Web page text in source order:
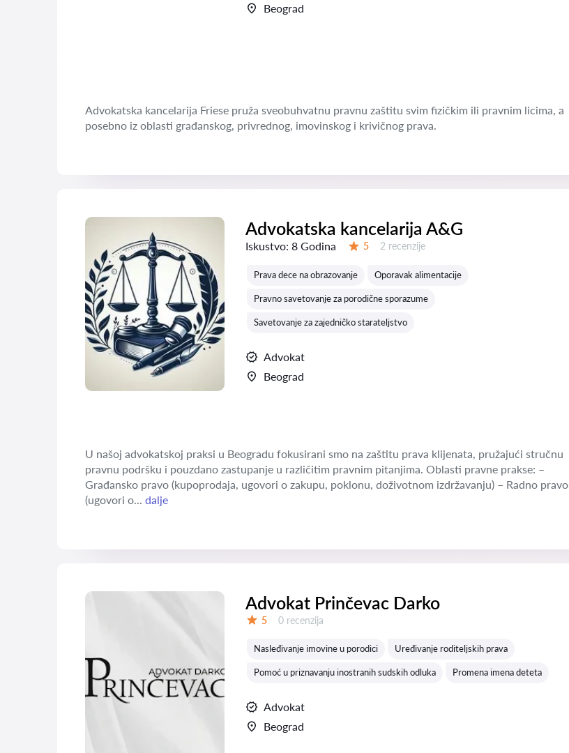
Beograd
Advokatska kancelarija Friese pruža sveobuhvatnu pravnu zaštitu svim fizičkim ili pravnim licima, a
posebno iz oblasti građanskog, privrednog, imovinskog i krivičnog prava.
Advokatska kancelarija A&G
Iskustvo: 8 Godina 5 Recenzija:
2 recenzije
Prava dece na obrazovanje Oporavak alimentacije
Pravno savetovanje za porodične sporazume
Savetovanje za zajedničko starateljstvo
Advokat
Beograd
U našoj advokatskoj praksi u Beogradu fokusirani smo na zaštitu prava klijenata, pružajući stručnu
pravnu podršku i pouzdano zastupanje u različitim pravnim pitanjima. Oblasti pravne prakse: –
Građansko pravo (kupoprodaja, ugovori o zakupu, poklonu, doživotnom izdržavanju) – Radno pravo
(ugovori o... dalje
Advokat Prinčevac Darko
5 Recenzija:
0 recenzija
Nasleđivanje imovine u porodici Uređivanje roditeljskih prava
Pomoć u priznavanju inostranih sudskih odluka Promena imena deteta
Advokat
Beograd